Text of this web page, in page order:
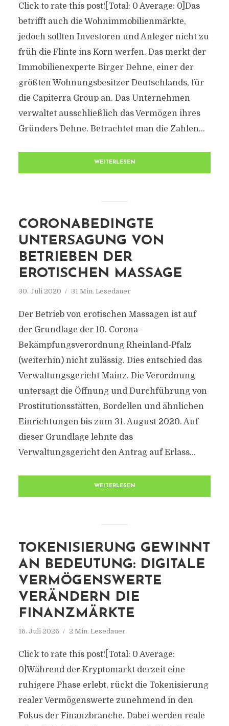
Click to rate this post![Total: 0 Average: 0]Das
betrifft auch die Wohnimmobilienmärkte,
jedoch sollten Investoren und Anleger nicht zu
früh die Flinte ins Korn werfen. Das merkt der
Immobilienexperte Birger Dehne, einer der
größten Wohnungsbesitzer Deutschlands, für
die Capiterra Group an. Das Unternehmen
verwaltet ausschließlich das Vermögen ihres
Gründers Dehne. Betrachtet man die Zahlen...
WEITERLESEN
CORONABEDINGTE
UNTERSAGUNG VON
BETRIEBEN DER
EROTISCHEN MASSAGE
30. Juli 2020 31 Min. Lesedauer
Der Betrieb von erotischen Massagen ist auf
der Grundlage der 10. Corona-
Bekämpfungsverordnung Rheinland-Pfalz
(weiterhin) nicht zulässig. Dies entschied das
Verwaltungsgericht Mainz. Die Verordnung
untersagt die Öffnung und Durchführung von
Prostitutionsstätten, Bordellen und ähnlichen
Einrichtungen bis zum 31. August 2020. Auf
dieser Grundlage lehnte das
Verwaltungsgericht den Antrag auf Erlass...
WEITERLESEN
TOKENISIERUNG GEWINNT
AN BEDEUTUNG: DIGITALE
VERMÖGENSWERTE
VERÄNDERN DIE
FINANZMÄRKTE
16. Juli 2026 2 Min. Lesedauer
Click to rate this post![Total: 0 Average:
0]Während der Kryptomarkt derzeit eine
ruhigere Phase erlebt, rückt die Tokenisierung
realer Vermögenswerte zunehmend in den
Fokus der Finanzbranche. Dabei werden reale